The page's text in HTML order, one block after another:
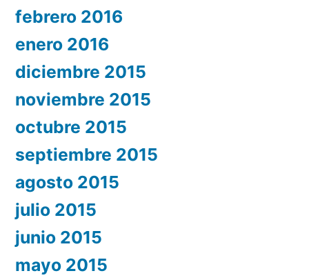
febrero 2016
enero 2016
diciembre 2015
noviembre 2015
octubre 2015
septiembre 2015
agosto 2015
julio 2015
junio 2015
mayo 2015